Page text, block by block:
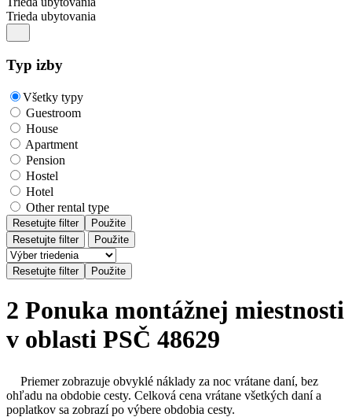
Trieda ubytovania
Typ izby
Všetky typy
Guestroom
House
Apartment
Pension
Hostel
Hotel
Other rental type
Resetujte filter
Použite
Resetujte filter
Použite
2 Ponuka montážnej miestnosti
v oblasti PSČ 48629
Priemer zobrazuje obvyklé náklady za noc vrátane daní, bez
ohľadu na obdobie cesty. Celková cena vrátane všetkých daní a
poplatkov sa zobrazí po výbere obdobia cesty.